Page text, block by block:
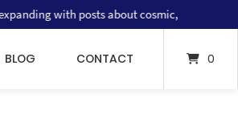
with posts about cosmic, psychedelic
BLOG CONTACT 0